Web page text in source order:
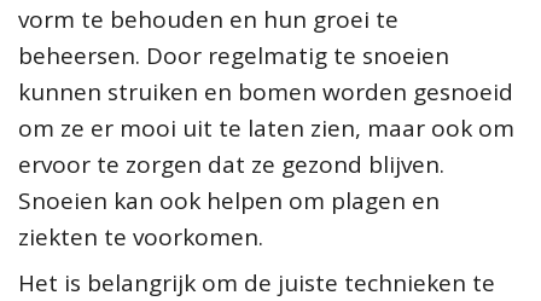
vorm te behouden en hun groei te
beheersen. Door regelmatig te snoeien
kunnen struiken en bomen worden gesnoeid
om ze er mooi uit te laten zien, maar ook om
ervoor te zorgen dat ze gezond blijven.
Snoeien kan ook helpen om plagen en
ziekten te voorkomen.
Het is belangrijk om de juiste technieken te